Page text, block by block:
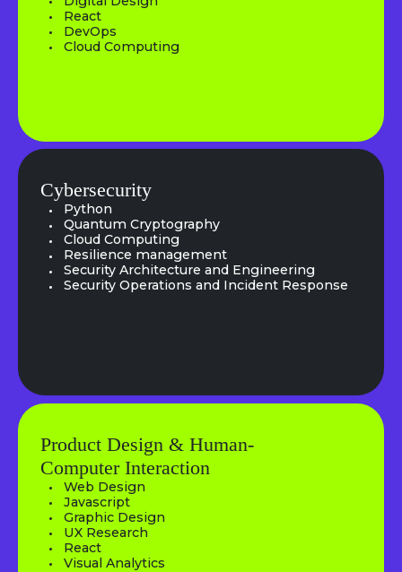
React
DevOps
Cloud Computing
Cybersecurity
Python
Quantum Cryptography
Cloud Computing
Resilience management
Security Architecture and Engineering
Security Operations and Incident Response
Product Design & Human-
Computer Interaction
Web Design
Javascript
Graphic Design
UX Research
React
Visual Analytics